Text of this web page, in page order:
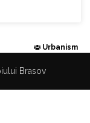
Urbanism
Brasov